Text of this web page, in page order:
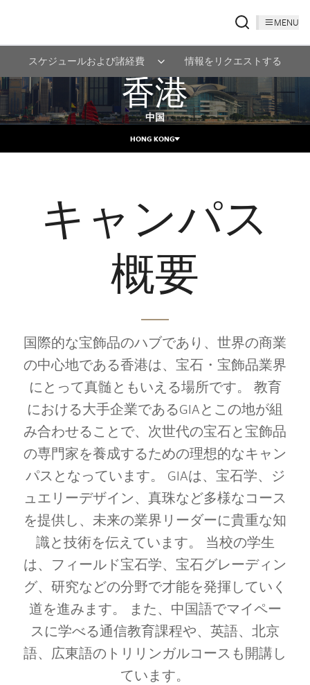
MENU
スケジュールおよび諸経費 情報をリクエストする
香港
中国
HONG KONG
キャンパス
概要
国際的な宝飾品のハブであり、世界の商業
の中心地である香港は、宝石・宝飾品業界
にとって真髄ともいえる場所です。 教育
における大手企業であるGIAとこの地が組
み合わせることで、次世代の宝石と宝飾品
の専門家を養成するための理想的なキャン
パスとなっています。 GIAは、宝石学、ジ
ュエリーデザイン、真珠など多様なコース
を提供し、未来の業界リーダーに貴重な知
識と技術を伝えています。 当校の学生
は、フィールド宝石学、宝石グレーディン
グ、研究などの分野で才能を発揮していく
道を進みます。 また、中国語でマイペー
スに学べる通信教育課程や、英語、北京
語、広東語のトリリンガルコースも開講し
ています。